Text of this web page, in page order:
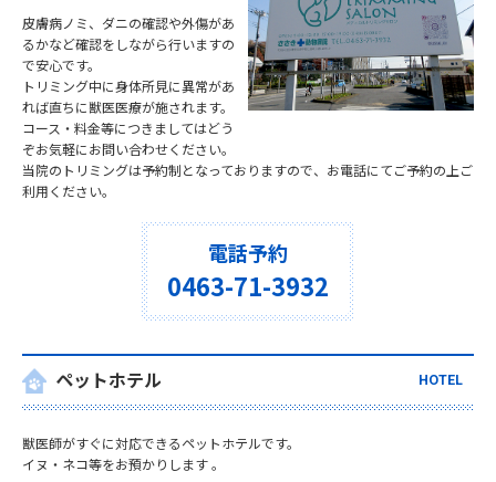
皮膚病ノミ、ダニの確認や外傷があ
るかなど確認をしながら行いますの
で安心です。
トリミング中に身体所見に異常があ
れば直ちに獣医医療が施されます。
コース・料金等につきましてはどう
ぞお気軽にお問い合わせください。
当院のトリミングは予約制となっておりますので、お電話にてご予約の上ご
利用ください。
電話予約
0463-71-3932
ペットホテル HOTEL
獣医師がすぐに対応できるペットホテルです。
イヌ・ネコ等をお預かりします 。